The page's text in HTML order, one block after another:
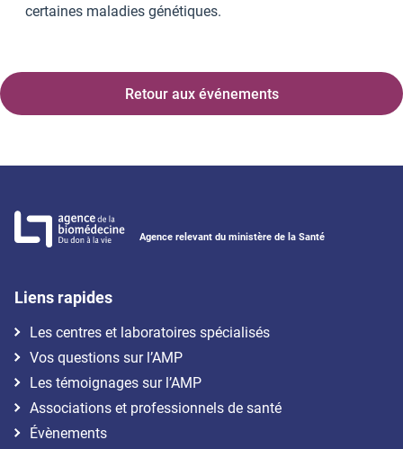
certaines maladies génétiques.
Retour aux événements
Agence relevant du ministère de la Santé
Liens rapides
Les centres et laboratoires spécialisés
Vos questions sur l’AMP
Les témoignages sur l’AMP
Associations et professionnels de santé
Évènements